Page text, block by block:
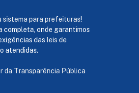
sistema para prefeituras!
completa, onde garantimos
das leis de
atendidas.
da Transparência Pública